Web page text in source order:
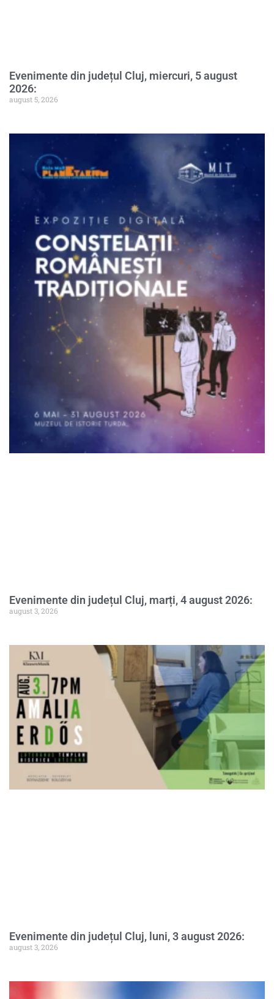
Evenimente din județul Cluj, miercuri, 5 august
2026:
august 5, 2026
Evenimente din județul Cluj, marți, 4 august 2026:
august 3, 2026
Evenimente din județul Cluj, luni, 3 august 2026:
august 3, 2026